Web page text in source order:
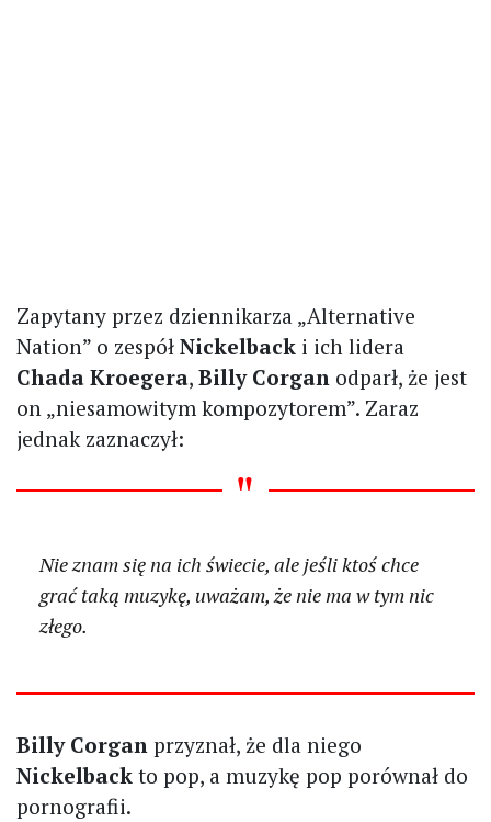
Zapytany przez dziennikarza „Alternative
Nation” o zespół Nickelback i ich lidera
Chada Kroegera, Billy Corgan odparł, że jest
on „niesamowitym kompozytorem”. Zaraz
jednak zaznaczył:
Nie znam się na ich świecie, ale jeśli ktoś chce
grać taką muzykę, uważam, że nie ma w tym nic
złego.
Billy Corgan przyznał, że dla niego
Nickelback to pop, a muzykę pop porównał do
pornografii.